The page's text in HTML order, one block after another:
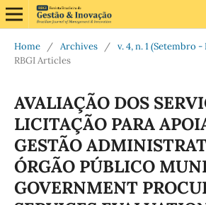
Home / Archives / v. 4, n. 1 (Setembro
RBGI Articles
AVALIAÇÃO DOS
LICITAÇÃO PARA
GESTÃO
ÓRGÃO PÚBLICO
GOVERNMENT